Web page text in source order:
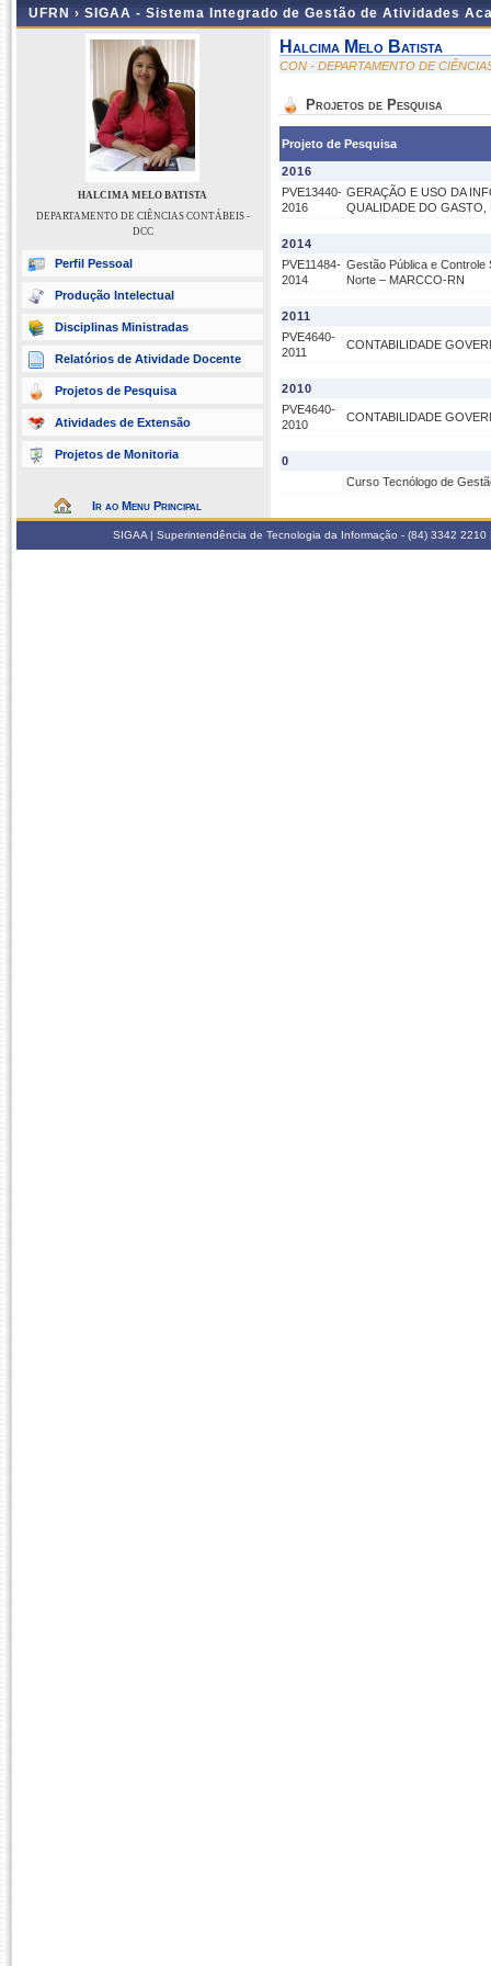
UFRN › SIGAA - Sistema Integrado de Gestão de Atividades
HALCIMA MELO BATISTA
DEPARTAMENTO DE CIÊNCIAS CONTÁBEIS -
DCC
Perfil Pessoal
Produção Intelectual
Disciplinas Ministradas
Relatórios de Atividade Docente
Projetos de Pesquisa
Atividades de Extensão
Projetos de Monitoria
Ir ao Menu Principal
Halcima Melo Batista
CON - DEPARTAMENTO DE
Projetos de Pesquisa
Projeto de Pesquisa
2016
PVE13440-
2016
GERAÇÃO E USO DA
QUALIDADE DO
2014
PVE11484-
2014
Gestão Pública e Controle
Norte – MARCCO-RN
2011
PVE4640-
2011
CONTABILIDADE
2010
PVE4640-
2010
CONTABILIDADE
0
Curso Tecnólogo de
SIGAA | Superintendência de Tecnologia da Informação - (84) 3342